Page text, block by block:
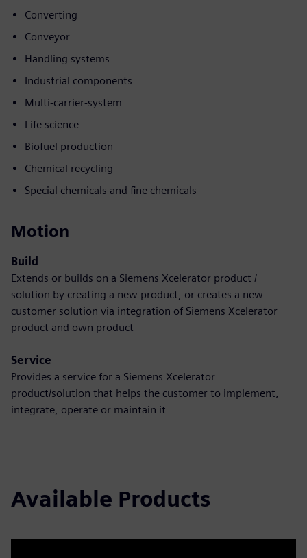
Converting
Conveyor
Handling systems
Industrial components
Multi-carrier-system
Life science
Biofuel production
Chemical recycling
Special chemicals and fine chemicals
Motion
Build
Extends or builds on a Siemens Xcelerator product /
solution by creating a new product, or creates a new
customer solution via integration of Siemens Xcelerator
product and own product
Service
Provides a service for a Siemens Xcelerator
product/solution that helps the customer to implement,
integrate, operate or maintain it
Available Products